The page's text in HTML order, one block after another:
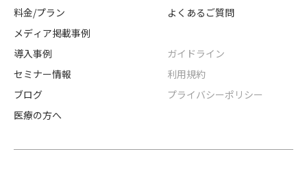
料金/プラン
メディア掲載事例
導入事例
セミナー情報
ブログ
医療の方へ
よくあるご質問
ガイドライン
利用規約
プライバシーポリシー